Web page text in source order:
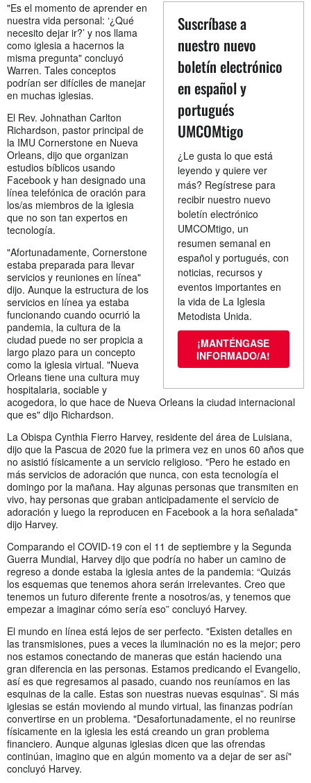
Suscríbase a
nuestro nuevo
boletín electrónico
en español y
portugués
UMCOMtigo
¿Le gusta lo que está
leyendo y quiere ver
más? Regístrese para
recibir nuestro nuevo
boletín electrónico
UMCOMtigo, un
resumen semanal en
español y portugués, con
noticias, recursos y
eventos importantes en
la vida de La Iglesia
Metodista Unida.
¡MANTÉNGASE
INFORMADO/A!
"Es el momento de aprender en
nuestra vida personal: ‘¿Qué
necesito dejar ir?’ y nos llama
como iglesia a hacernos la
misma pregunta" concluyó
Warren. Tales conceptos
podrían ser difíciles de manejar
en muchas iglesias.
El Rev. Johnathan Carlton
Richardson, pastor principal de
la IMU Cornerstone en Nueva
Orleans, dijo que organizan
estudios bíblicos usando
Facebook y han designado una
línea telefónica de oración para
los/as miembros de la iglesia
que no son tan expertos en
tecnología.
"Afortunadamente, Cornerstone
estaba preparada para llevar
servicios y reuniones en línea"
dijo. Aunque la estructura de los
servicios en línea ya estaba
funcionando cuando ocurrió la
pandemia, la cultura de la
ciudad puede no ser propicia a
largo plazo para un concepto
como la iglesia virtual. "Nueva
Orleans tiene una cultura muy
hospitalaria, sociable y
acogedora, lo que hace de Nueva Orleans la ciudad internacional
que es" dijo Richardson.
La Obispa Cynthia Fierro Harvey, residente del área de Luisiana,
dijo que la Pascua de 2020 fue la primera vez en unos 60 años que
no asistió físicamente a un servicio religioso. "Pero he estado en
más servicios de adoración que nunca, con esta tecnología el
domingo por la mañana. Hay algunas personas que transmiten en
vivo, hay personas que graban anticipadamente el servicio de
adoración y luego la reproducen en Facebook a la hora señalada"
dijo Harvey.
Comparando el COVID-19 con el 11 de septiembre y la Segunda
Guerra Mundial, Harvey dijo que podría no haber un camino de
regreso a donde estaba la iglesia antes de la pandemia: “Quizás
los esquemas que tenemos ahora serán irrelevantes. Creo que
tenemos un futuro diferente frente a nosotros/as, y tenemos que
empezar a imaginar cómo sería eso” concluyó Harvey.
El mundo en línea está lejos de ser perfecto. "Existen detalles en
las transmisiones, pues a veces la iluminación no es la mejor; pero
nos estamos conectando de maneras que están haciendo una
gran diferencia en las personas. Estamos predicando el Evangelio,
así es que regresamos al pasado, cuando nos reuníamos en las
esquinas de la calle. Estas son nuestras nuevas esquinas”. Si más
iglesias se están moviendo al mundo virtual, las finanzas podrían
convertirse en un problema. "Desafortunadamente, el no reunirse
físicamente en la iglesia les está creando un gran problema
financiero. Aunque algunas iglesias dicen que las ofrendas
continúan, imagino que en algún momento va a dejar de ser así"
concluyó Harvey.